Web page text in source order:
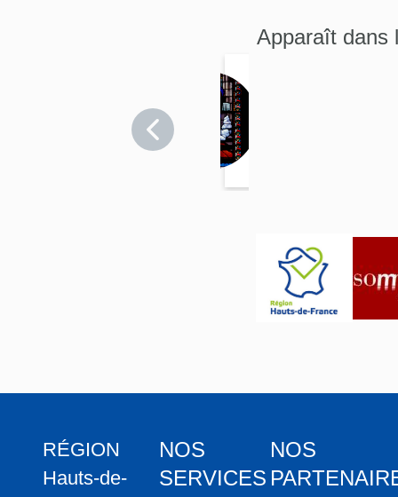
Apparaît dans
sainte
Margu
erite
RÉGION
Hauts-de-
NOS
SERVICES
NOS